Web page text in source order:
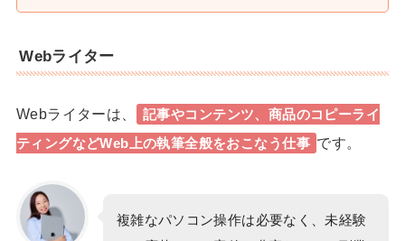
Webライター
Webライターは、
記事やコンテンツ、商品のコピーライ
ティングなどWeb上の執筆全般をおこなう仕事 です。
複雑なパソコン操作は必要なく、未経験